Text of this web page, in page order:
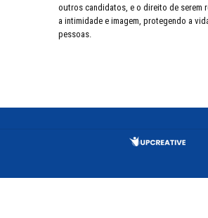
outros candidatos, e o direito de serem
a intimidade e imagem, protegendo a
pessoas.